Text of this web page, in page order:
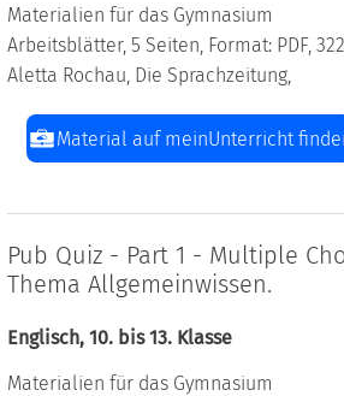
Materialien für das Gymnasium
Arbeitsblätter, 5 Seiten, Format: PDF,
Aletta Rochau, Die Sprachzeitung,
Material auf meinUnterricht
Pub Quiz - Part 1 - Multiple
Thema Allgemeinwissen.
Englisch, 10. bis 13. Klasse
Materialien für das Gymnasium